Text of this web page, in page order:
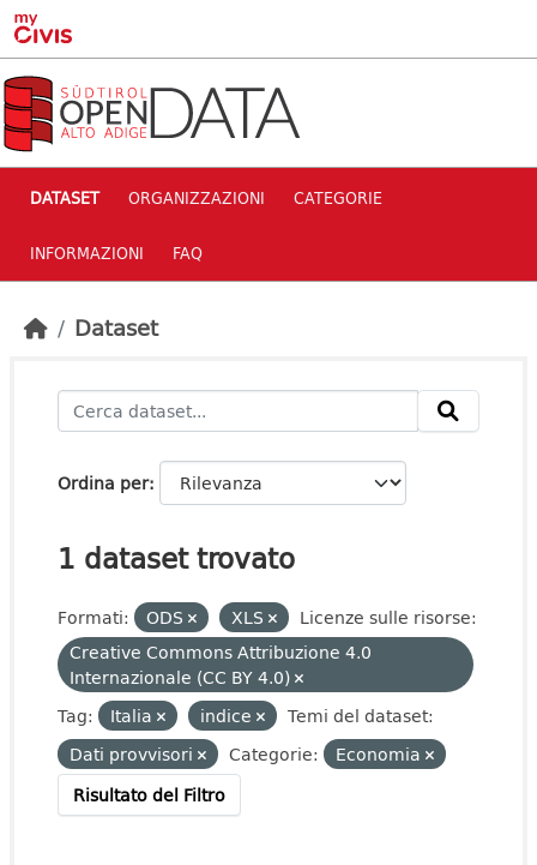
Skip to main content
DATASET ORGANIZZAZIONI CATEGORIE
INFORMAZIONI FAQ
Dataset
Ordina per
1 dataset trovato
Formati: ODS XLS
Licenze sulle risorse:
Creative Commons Attribuzione 4.0
Internazionale (CC BY 4.0)
Tag:
Italia indice
Temi del dataset:
Dati provvisori
Categorie:
Economia
Risultato del Filtro